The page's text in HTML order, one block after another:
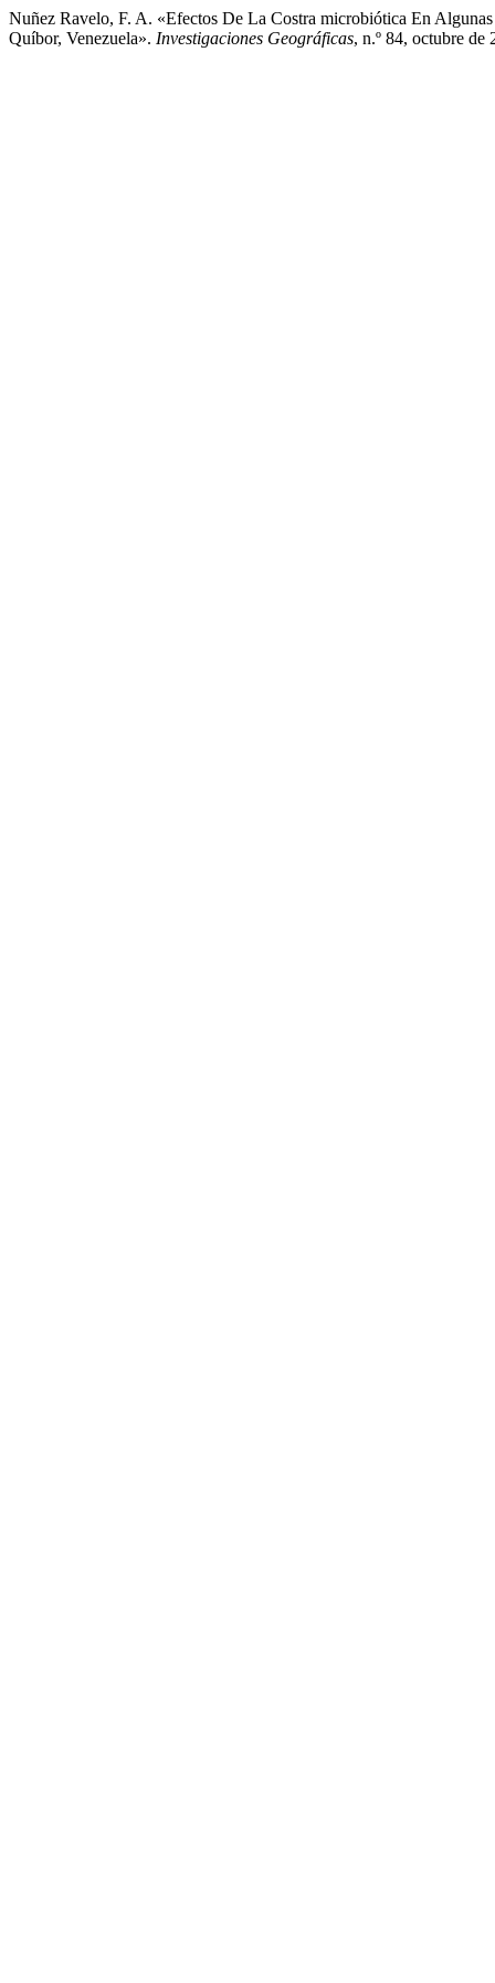
Nuñez Ravelo, F. A. «Efectos De La Costra microbiótica En
Quíbor, Venezuela». Investigaciones Geográficas, n.º 84, octubre